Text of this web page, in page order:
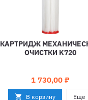
КАРТРИДЖ
ОЧИСТКИ K720
Цена
1 730,00 ₽
 В корзину Еще